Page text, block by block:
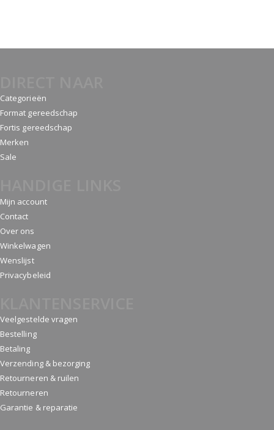
Categorieën
Format gereedschap
Fortis gereedschap
Merken
Sale
Mijn account
Contact
Over ons
Winkelwagen
Wenslijst
Privacybeleid
Veelgestelde vragen
Bestelling
Betaling
Verzending & bezorging
Retourneren & ruilen
Retourneren
Garantie & reparatie